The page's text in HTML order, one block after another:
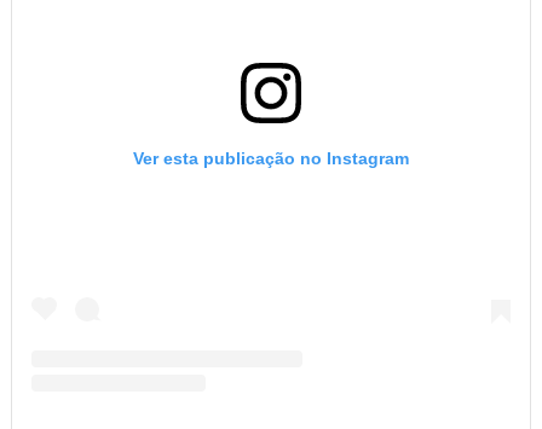
Ver esta publicação no Instagram